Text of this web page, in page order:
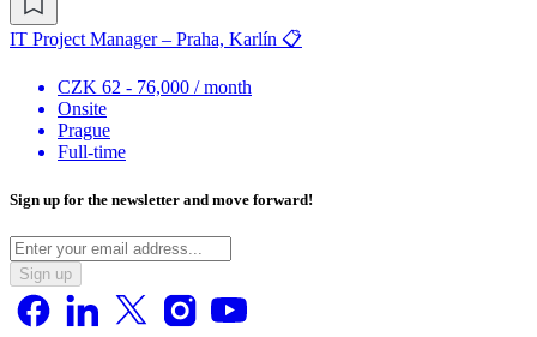
IT Project Manager – Praha, Karlín 📋
CZK 62 - 76,000 / month
Onsite
Prague
Full-time
Sign up for the newsletter and move forward!
Sign up